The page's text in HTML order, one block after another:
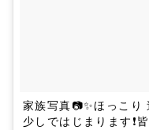
家族写真📷✨ほっこり
少しではじまります❗